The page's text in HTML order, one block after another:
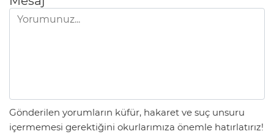
Gönderilen yorumların küfür, hakaret ve suç unsuru
içermemesi gerektiğini okurlarımıza önemle hatırlatırız!